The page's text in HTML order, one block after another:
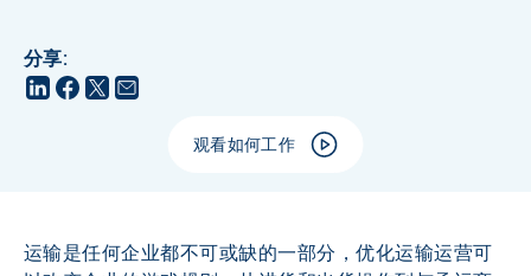
分享:
观看如何工作
运输是任何企业都不可或缺的一部分，优化运输运营可